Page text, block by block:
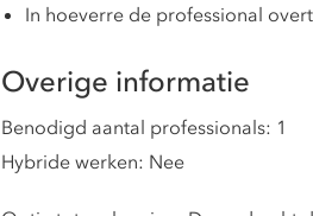
In hoeverre de professional
Overige informatie
Benodigd aantal professionals: 1
Hybride werken: Nee